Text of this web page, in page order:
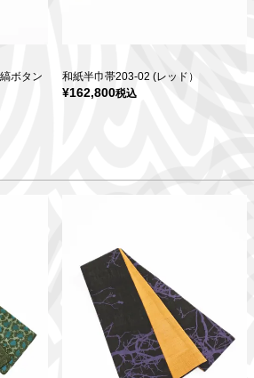
ボタン
和紙半巾帯203-02 (レッド）
¥162,800税込